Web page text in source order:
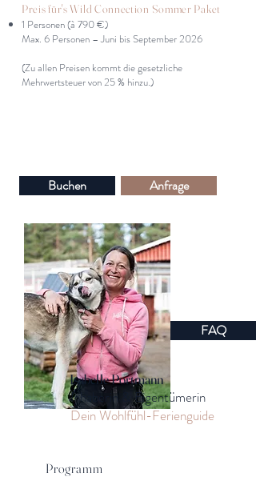
Preis für's Wild Connection Sommer Paket
1 Personen (à 790 €)
Max. 6 Personen – Juni bis September 2026
(Zu allen Preisen kommt die gesetzliche
Mehrwertsteuer von 25 % hinzu.)
Buchen Anfrage
​Programm
FAQ
Isabelle Portmann
Inhaberin & Eigentümerin
Dein Wohlfühl-Ferienguide